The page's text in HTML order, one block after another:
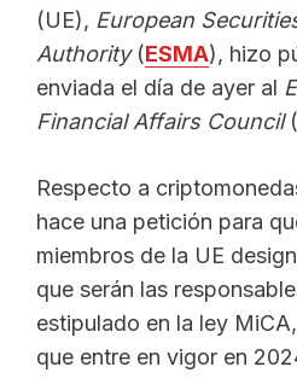
(UE), European
Authority(ESMA), hizo
enviada el día de ayer al
Financial Affairs Council
Respecto a
hace una petición para
miembros de la UE
que serán las
estipulado en la ley
que entre en vigor en